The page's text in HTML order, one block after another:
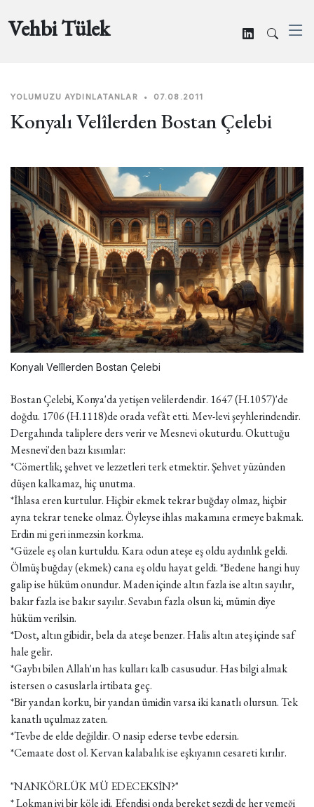
Vehbi Tülek
YOLUMUZU AYDINLATANLAR • 07.08.2011
Konyalı Velîlerden Bostan Çelebi
Konyalı Velîlerden Bostan Çelebi
Bostan Çelebi, Konya'da yetişen velilerdendir. 1647 (H.1057)'de
doğdu. 1706 (H.1118)de orada vefât etti. Mev-levi şeyhlerindendir.
Dergahında taliplere ders verir ve Mesnevi okuturdu. Okuttuğu
Mesnevi'den bazı kısımlar:
*Cömertlik; şehvet ve lezzetleri terk etmektir. Şehvet yüzünden
düşen kalkamaz, hiç unutma.
*İhlasa eren kurtulur. Hiçbir ekmek tekrar buğday olmaz, hiçbir
ayna tekrar teneke olmaz. Öyleyse ihlas makamına ermeye bakmak.
Erdin mi geri inmezsin korkma.
*Güzele eş olan kurtuldu. Kara odun ateşe eş oldu aydınlık geldi.
Ölmüş buğday (ekmek) cana eş oldu hayat geldi.*Bedene hangi huy
galip ise hüküm onundur. Maden içinde altın fazla ise altın sayılır,
bakır fazla ise bakır sayılır. Sevabın fazla olsun ki; mümin diye
hüküm verilsin.
*Dost, altın gibidir, bela da ateşe benzer. Halis altın ateş içinde saf
hale gelir.
*Gaybı bilen Allah'ın has kulları kalb casusudur. Has bilgi almak
istersen o casuslarla irtibata geç.
*Bir yandan korku, bir yandan ümidin varsa iki kanatlı olursun. Tek
kanatlı uçulmaz zaten.
*Tevbe de elde değildir. O nasip ederse tevbe edersin.
*Cemaate dost ol. Kervan kalabalık ise eşkıyanın cesareti kırılır.
"NANKÖRLÜK MÜ EDECEKSİN?"
* Lokman iyi bir köle idi. Efendisi onda bereket sezdi de her yemeği